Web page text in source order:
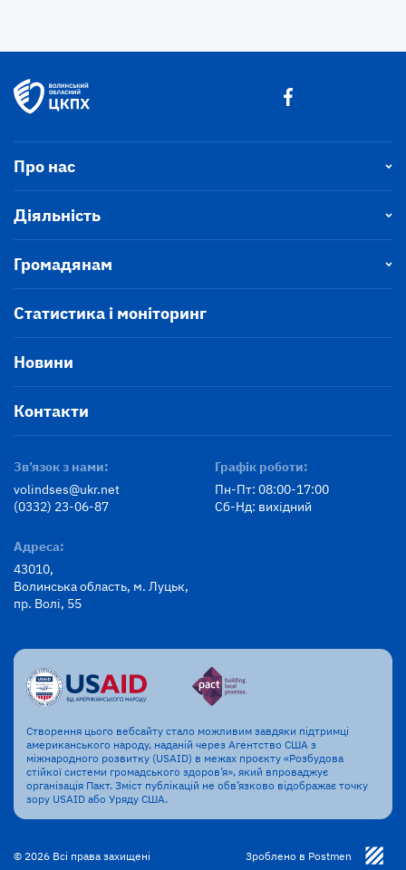
Про нас
Діяльність
Громадянам
Статистика і моніторинг
Новини
Контакти
Зв’язок з нами:
volindses@ukr.net
(0332) 23-06-87
Графік роботи:
Пн-Пт: 08:00-17:00
Сб-Нд: вихідний
Адреса:
43010,
Волинська область, м. Луцьк,
пр. Волі, 55
Створення цього вебсайту стало можливим завдяки підтримці
американського народу, наданій через Агентство США з
міжнародного розвитку (USAID) в межах проєкту «Розбудова
стійкої системи громадського здоров’я», який впроваджує
організація Пакт. Зміст публікацій не обв’язково відображає точку
зору USAID або Уряду США.
© 2026 Всі права захищені Зроблено в Postmen